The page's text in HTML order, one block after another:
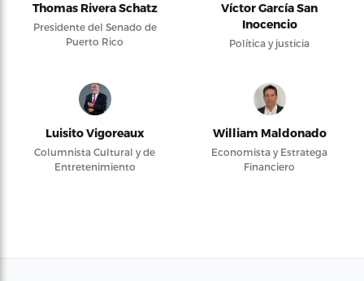
Thomas Rivera Schatz
Presidente del Senado de
Puerto Rico
Víctor García San
Inocencio
Política y justicia
Luisito Vigoreaux
Columnista Cultural y de
Entretenimiento
William Maldonado
Economista y Estratega
Financiero